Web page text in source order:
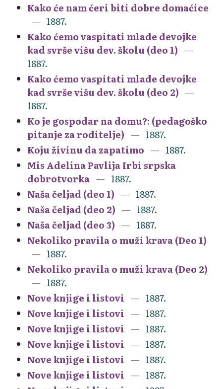
Kako će nam ćeri biti dobre domaćice
1887.
Kako ćemo vaspitati mlade devojke
kad svrše višu dev. školu (deo 1)
1887.
Kako ćemo vaspitati mlade devojke
kad svrše višu dev. školu (deo 2)
1887.
Ko je gospodar na domu?: (pedagoško
pitanje za roditelje)
1887.
Koju živinu da zapatimo
1887.
Mis Adelina Pavlija Irbi srpska
dobrotvorka
1887.
Naša čeljad (deo 1)
1887.
Naša čeljad (deo 2)
1887.
Naša čeljad (deo 3)
1887.
Nekoliko pravila o muži krava (Deo 1)
1887.
Nekoliko pravila o muži krava (Deo 2)
1887.
Nove knjige i listovi
1887.
Nove knjige i listovi
1887.
Nove knjige i listovi
1887.
Nove knjige i listovi
1887.
Nove knjige i listovi
1887.
Nove knjige i listovi
1887.